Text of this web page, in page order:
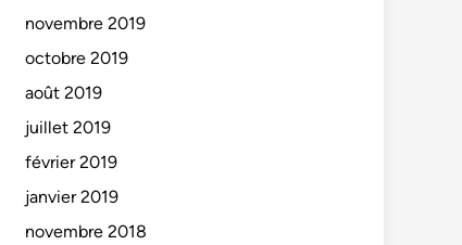
novembre 2019
octobre 2019
août 2019
juillet 2019
février 2019
janvier 2019
novembre 2018